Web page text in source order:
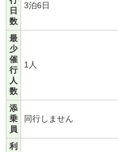
日
数
3泊6日
最
少
催
行
人
数
1人
添
乗
員
同行しません
利